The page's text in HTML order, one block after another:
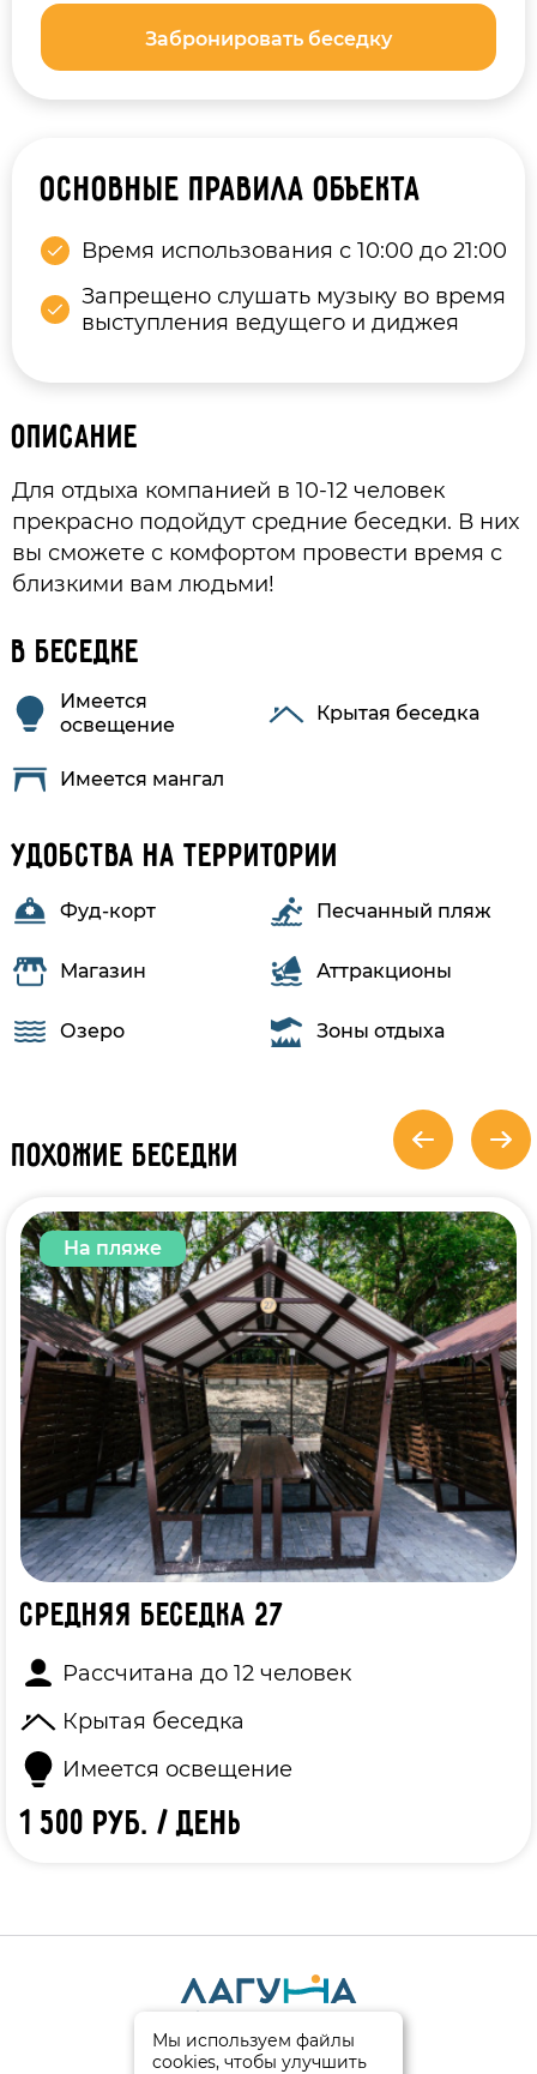
Забронировать беседку
Основные правила объекта
Время использования с 10:00 до 21:00
Запрещено слушать музыку во время
выступления ведущего и диджея
Описание
Для отдыха компанией в 10-12 человек
прекрасно подойдут средние беседки. В них
вы сможете с комфортом провести время с
близкими вам людьми!
В беседке
Имеется
освещение
Крытая беседка
Имеется мангал
Удобства на территории
Фуд-корт Песчанный пляж
Магазин Аттракционы
Озеро Зоны отдыха
Похожие беседки
На пляже
Средняя беседка 27
Рассчитана до 12 человек
Крытая беседка
Имеется освещение
1 500 руб. / день
© 2026
Мы используем файлы
cookies, чтобы улучшить